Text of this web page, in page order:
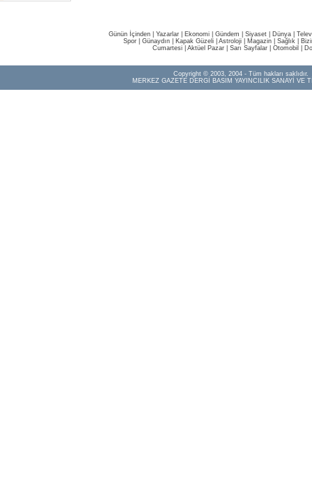
Günün İçinden Yazarlar Ekonomi Gündem Siyaset Dünya |
Spor
Günaydın Kapak Güzeli Astroloji Magazin Sağlık
Cumartesi| Aktüel Pazar| Sarı Sayfalar| Otomobil
Copyright © 2003, 2004 - Tüm hakları saklıdır.
MERKEZ GAZETE DERGİ BASIM YAYINCILIK SANAYİ VE